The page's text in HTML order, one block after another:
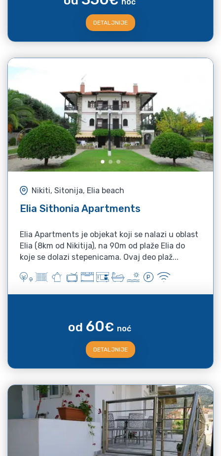
DETALJNIJE
Nikiti, Sitonija, Elia beach
Elia Sithonia Apartments
Elia Apartments je objekat koji se nalazi u oblast
Elia (8km od Nikitija), na 90m od plaže Elia do
koje se dolazi stepenicama. Ovaj deo plaž...
od 60€ noć
DETALJNIJE